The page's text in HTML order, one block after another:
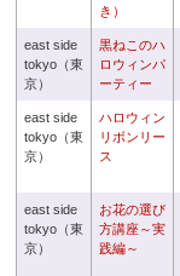
き）
east side
tokyo（東
京）
黒ねこのハ
ロウィンパ
ーティー
east side
tokyo（東
京）
ハロウィン
リボンリー
ス
east side
tokyo（東
京）
お花の選び
方講座～実
践編～